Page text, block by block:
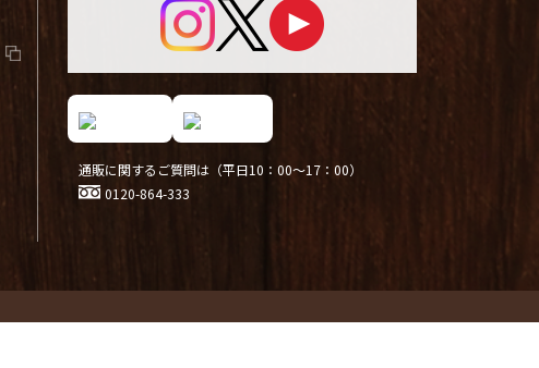
通販に関するご質問は（平日10：00～17：00）
0120-864-333